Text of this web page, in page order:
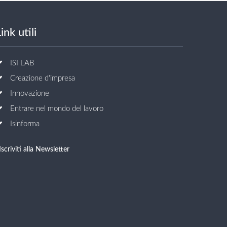
utili
ISI LAB
Creazione d'impresa
Innovazione
Entrare nel mondo del lavoro
Isinforma
alla Newsletter